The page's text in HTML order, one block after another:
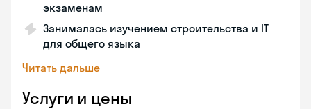
экзаменам
Занималась изучением строительства и IT
для общего языка
Читать дальше
Услуги и цены